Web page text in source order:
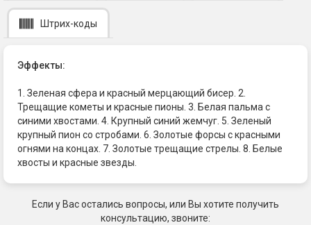
Штрих-коды
Эффекты:
1. Зеленая сфера и красный мерцающий бисер. 2.
Трещащие кометы и красные пионы. 3. Белая пальма с
синими хвостами. 4. Крупный синий жемчуг. 5. Зеленый
крупный пион со стробами. 6. Золотые форсы с красными
огнями на концах. 7. Золотые трещащие стрелы. 8. Белые
хвосты и красные звезды.
Если у Вас остались вопросы, или Вы хотите получить
консультацию, звоните: